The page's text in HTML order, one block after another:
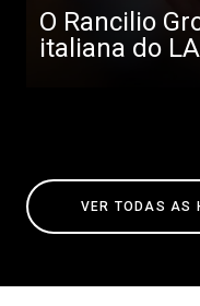
O Rancilio
italiana do
VER TODAS AS